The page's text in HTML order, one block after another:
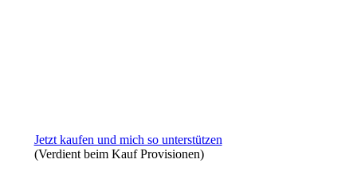
Jetzt kaufen und mich so unterstützen
(Verdient beim Kauf Provisionen)